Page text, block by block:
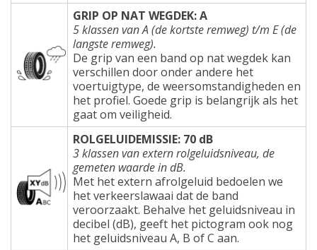
GRIP OP NAT WEGDEK: A
5 klassen van A (de kortste remweg) t/m E (de
langste remweg).
De grip van een band op nat wegdek kan
verschillen door onder andere het
voertuigtype, de weersomstandigheden en
het profiel. Goede grip is belangrijk als het
gaat om veiligheid.
ROLGELUIDEMISSIE: 70 dB
3 klassen van extern rolgeluidsniveau, de
gemeten waarde in dB.
Met het extern afrolgeluid bedoelen we
het verkeerslawaai dat de band
veroorzaakt. Behalve het geluidsniveau in
decibel (dB), geeft het pictogram ook nog
het geluidsniveau A, B of C aan.